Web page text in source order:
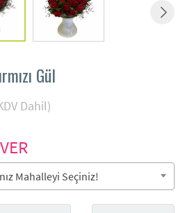
Gül
Dahil)
Mahalleyi Seçiniz!